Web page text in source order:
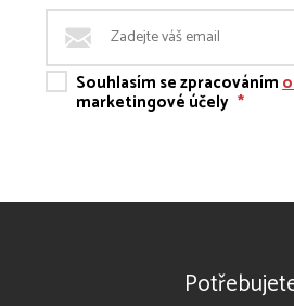
Souhlasím se zpracováním
marketingové účely *